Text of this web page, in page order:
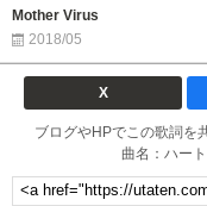
Mother Virus
2018/05
X
ブログやHPでこの歌詞を
曲名：ハー